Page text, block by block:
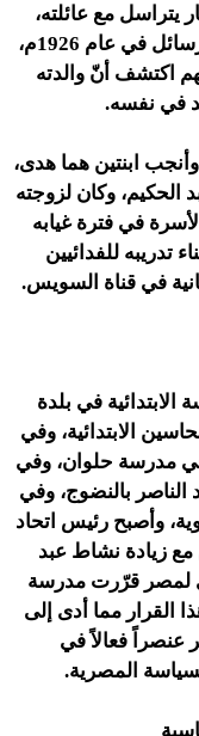
يتراسل مع عائلته،
وخصوصاً والدته، وتفاجأ بانقطاع هذه الرسائل في عام 1926م،
اكتشف أنّ والدته
في نفسه.
وأنجب ابنتين هما هدى،
الحكيم، وكان لزوجته
في فترة غيابه
تدريبه للفدائيين
في قناة السويس.
الابتدائية في بلدة
الابتدائية، وفي
في مدرسة حلوان، وفي
الناصر بالنضوج، وفي
وأصبح رئيس اتحاد
مع زيادة نشاط عبد
لمصر قرّرت مدرسة
القرار مما أدى إلى
عنصراً فعالاً في
المصرية.